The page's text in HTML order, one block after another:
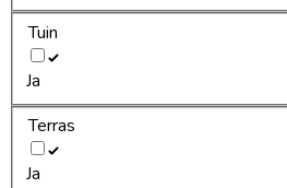
Tuin
Ja
Terras
Ja